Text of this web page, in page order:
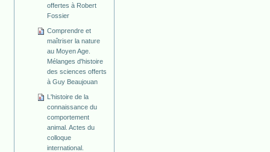
offertes à Robert
Fossier
Comprendre et
maîtriser la nature
au Moyen Age.
Mélanges d'histoire
des sciences offerts
à Guy Beaujouan
L'histoire de la
connaissance du
comportement
animal. Actes du
colloque
international.